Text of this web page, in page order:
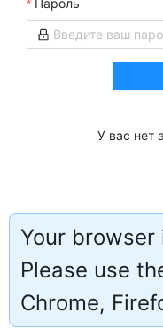
У вас нет
Your
Please use
Chrome,